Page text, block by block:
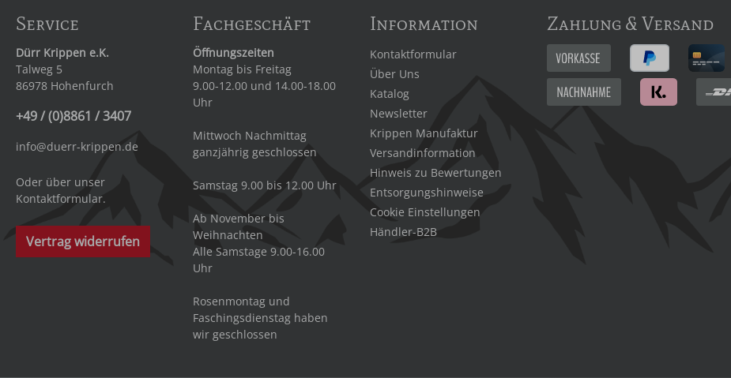
Service
Dürr Krippen e.K.
Talweg 5
86978 Hohenfurch
+49 / (0)8861 / 3407
info@duerr-krippen.de
Oder über unser
Kontaktformular.
Vertrag widerrufen
Fachgeschäft
Öffnungszeiten
Montag bis Freitag
9.00-12.00 und 14.00-18.00
Uhr
Mittwoch Nachmittag
ganzjährig geschlossen
Samstag 9.00 bis 12.00 Uhr
Ab November bis
Weihnachten
Alle Samstage 9.00-16.00
Uhr
Rosenmontag und
Faschingsdienstag haben
wir geschlossen
Information
Kontaktformular
Über Uns
Katalog
Newsletter
Krippen Manufaktur
Versandinformation
Hinweis zu Bewertungen
Entsorgungshinweise
Cookie Einstellungen
Händler-B2B
Zahlung & Versand